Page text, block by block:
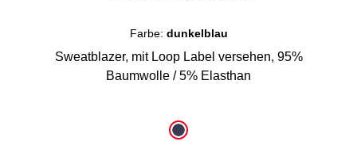
Farbe: dunkelblau
Sweatblazer, mit Loop Label versehen, 95%
Baumwolle / 5% Elasthan
dunkelblau